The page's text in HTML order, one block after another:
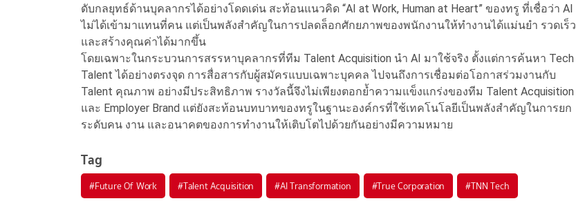
ดับกลยุทธ์ด้านบุคลากรได้อย่างโดดเด่น สะท้อนแนวคิด “AI at Work, Human at Heart” ของทรู ที่เชื่อว่า AI
ไม่ได้เข้ามาแทนที่คน แต่เป็นพลังสำคัญในการปลดล็อกศักยภาพของพนักงานให้ทำงานได้แม่นยำ รวดเร็ว
และสร้างคุณค่าได้มากขึ้น
โดยเฉพาะในกระบวนการสรรหาบุคลากรที่ทีม Talent Acquisition นำ AI มาใช้จริง ตั้งแต่การค้นหา Tech
Talent ได้อย่างตรงจุด การสื่อสารกับผู้สมัครแบบเฉพาะบุคคล ไปจนถึงการเชื่อมต่อโอกาสร่วมงานกับ
Talent คุณภาพ อย่างมีประสิทธิภาพ รางวัลนี้จึงไม่เพียงตอกย้ำความแข็งแกร่งของทีม Talent Acquisition
และ Employer Brand แต่ยังสะท้อนบทบาทของทรูในฐานะองค์กรที่ใช้เทคโนโลยีเป็นพลังสำคัญในการยก
ระดับคน งาน และอนาคตของการทำงานให้เติบโตไปด้วยกันอย่างมีความหมาย
Tag
#Future Of Work #Talent Acquisition #AI Transformation #True Corporation #TNN Tech